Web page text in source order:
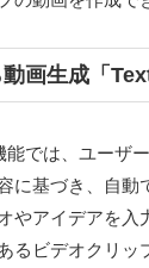
画生成「
能では、ユーザ
に基づき、自動
やアイデアを入
るビデオクリッ